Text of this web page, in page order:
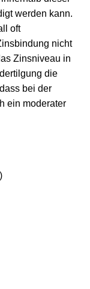
werden kann.
oft
nicht
Zinsniveau in
die
bei der
ein moderater